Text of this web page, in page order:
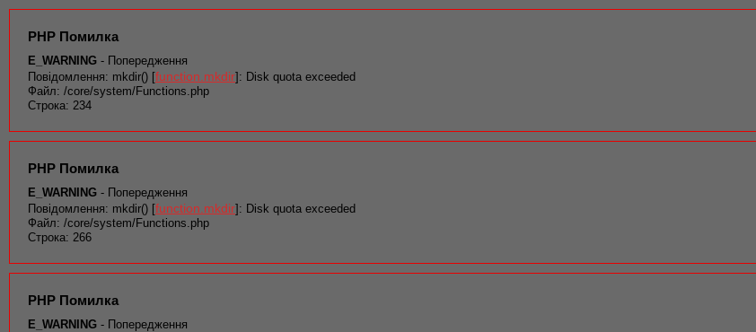
PHP Помилка
E_WARNING - Попередження
Повідомлення: mkdir() [function.mkdir]: Disk quota exceeded
Файл: /core/system/Functions.php
Строка: 234
PHP Помилка
E_WARNING - Попередження
Повідомлення: mkdir() [function.mkdir]: Disk quota exceeded
Файл: /core/system/Functions.php
Строка: 266
PHP Помилка
E_WARNING - Попередження